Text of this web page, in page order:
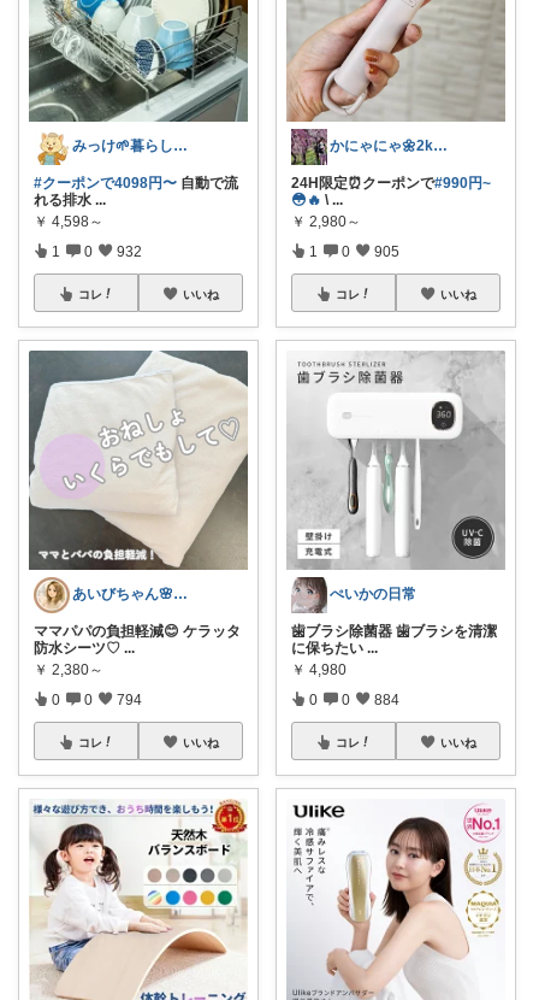
みっけ🌱暮らしとファッション
#クーポンで4098円〜 自動で流
れる排水 ...
￥ 4,598～
1 0 932
コレ いいね
あいびちゃん🌸２児mama
ママパパの負担軽減😊 ケラッタ
防水シーツ♡ ...
￥ 2,380～
0 0 794
コレ いいね
かにゃにゃ🌼2kids mama
24H限定⏰クーポンで#990円~
😳🔥 \ ...
￥ 2,980～
1 0 905
コレ いいね
ぺいかの日常
歯ブラシ除菌器 歯ブラシを清潔
に保ちたい ...
￥ 4,980
0 0 884
コレ いいね